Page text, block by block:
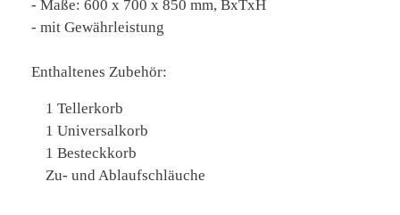
- Maße: 600 x 700 x 850 mm, BxTxH
- mit Gewährleistung
Enthaltenes Zubehör:
1 Tellerkorb
1 Universalkorb
1 Besteckkorb
Zu- und Ablaufschläuche